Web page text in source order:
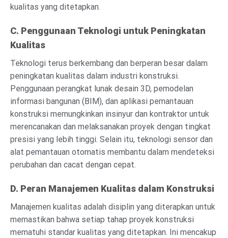
kualitas yang ditetapkan.
C. Penggunaan Teknologi untuk Peningkatan
Kualitas
Teknologi terus berkembang dan berperan besar dalam
peningkatan kualitas dalam industri konstruksi.
Penggunaan perangkat lunak desain 3D, pemodelan
informasi bangunan (BIM), dan aplikasi pemantauan
konstruksi memungkinkan insinyur dan kontraktor untuk
merencanakan dan melaksanakan proyek dengan tingkat
presisi yang lebih tinggi. Selain itu, teknologi sensor dan
alat pemantauan otomatis membantu dalam mendeteksi
perubahan dan cacat dengan cepat.
D. Peran Manajemen Kualitas dalam Konstruksi
Manajemen kualitas adalah disiplin yang diterapkan untuk
memastikan bahwa setiap tahap proyek konstruksi
mematuhi standar kualitas yang ditetapkan. Ini mencakup